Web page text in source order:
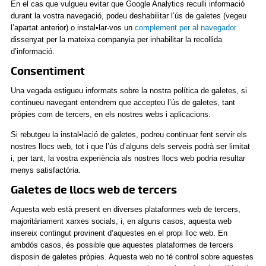
En el cas que vulgueu evitar que Google Analytics reculli informació
durant la vostra navegació, podeu deshabilitar l’ús de galetes (vegeu
l’apartat anterior) o instal•lar-vos un complement per al navegador
dissenyat per la mateixa companyia per inhabilitar la recollida
d’informació.
Consentiment
Una vegada estigueu informats sobre la nostra política de galetes, si
continueu navegant entendrem que accepteu l’ús de galetes, tant
pròpies com de tercers, en els nostres webs i aplicacions.
Si rebutgeu la instal•lació de galetes, podreu continuar fent servir els
nostres llocs web, tot i que l’ús d’alguns dels serveis podrà ser limitat
i, per tant, la vostra experiència als nostres llocs web podria resultar
menys satisfactòria.
Galetes de llocs web de tercers
Aquesta web està present en diverses plataformes web de tercers,
majoritàriament xarxes socials, i, en alguns casos, aquesta web
insereix contingut provinent d’aquestes en el propi lloc web. En
ambdós casos, és possible que aquestes plataformes de tercers
disposin de galetes pròpies. Aquesta web no té control sobre aquestes